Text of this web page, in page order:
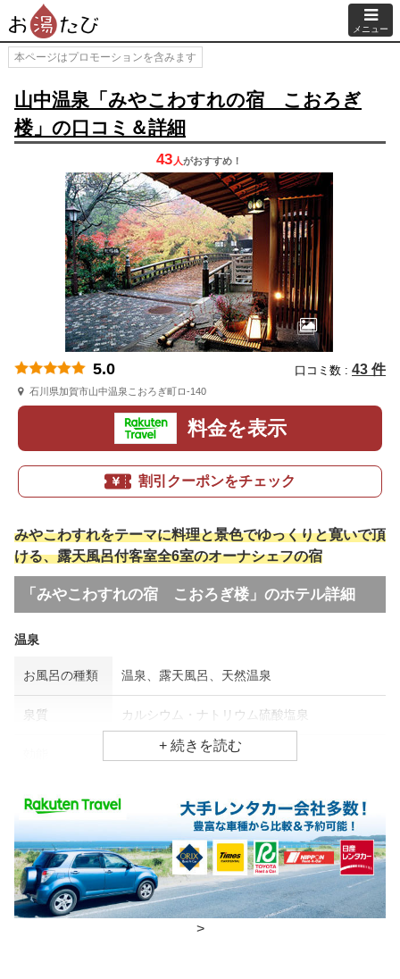
メニュー
本ページはプロモーションを含みます
山中温泉「みやこわすれの宿 こおろぎ
楼」の口コミ＆詳細
43 人がおすすめ！
5.0 口コミ数 : 43 件
石川県加賀市山中温泉こおろぎ町ロ-140
料金を表示
割引クーポンをチェック
みやこわすれをテーマに料理と景色でゆっくりと寛いで頂
ける、露天風呂付客室全6室のオーナシェフの宿
「みやこわすれの宿 こおろぎ楼」のホテル詳細
温泉
お風呂の種類 温泉、露天風呂、天然温泉
泉質 カルシウム・ナトリウム硫酸塩泉
冷え性、美肌効果、疲労回復
食事場所
朝食 部屋
夕食 部屋
チェックイン・チェックアウト時間
>